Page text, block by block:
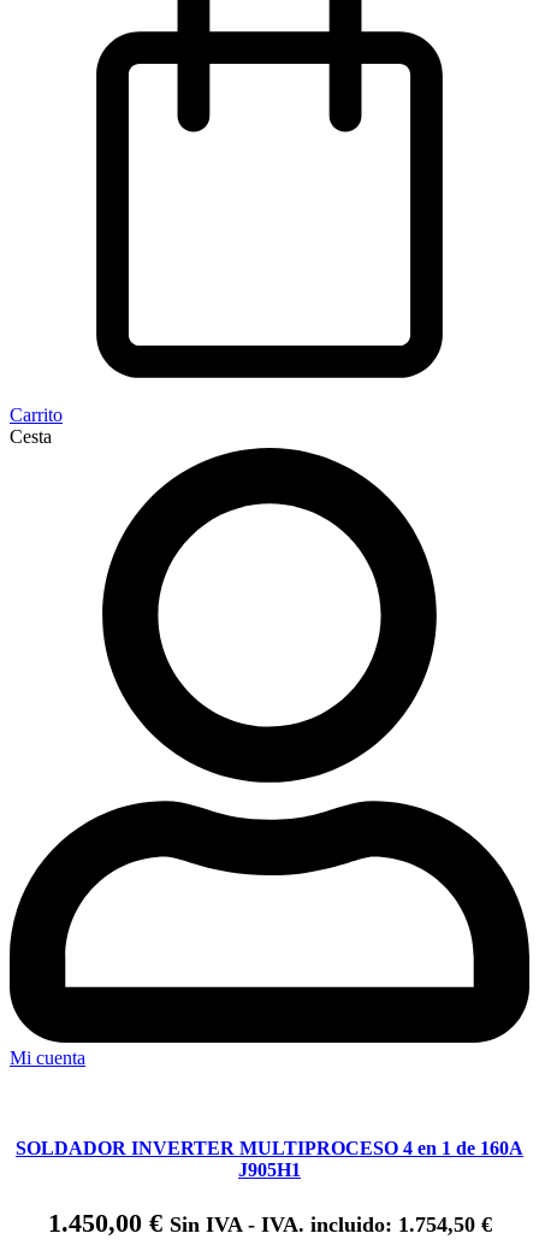
Carrito
Cesta
Mi cuenta
SOLDADOR INVERTER MULTIPROCESO 4 en 1 de 160A
J905H1
1.450,00 € Sin IVA - IVA. incluido: 1.754,50 €